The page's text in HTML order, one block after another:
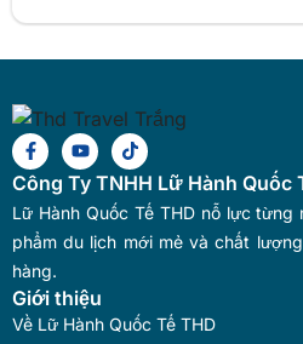
Công Ty TNHH Lữ Hành Quốc
Lữ Hành Quốc Tế THD nỗ lực
phẩm du lịch mới mẻ và chất
hàng.
Giới thiệu
Về Lữ Hành Quốc Tế THD